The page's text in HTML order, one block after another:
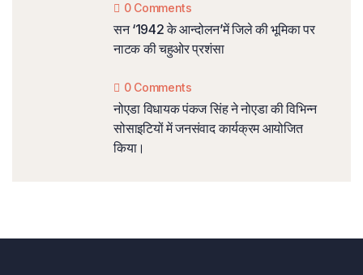
0 Comments
सन ‘1942 के आन्दोलन’में जिले की भूमिका पर
नाटक की चहुओर प्रशंसा
0 Comments
नोएडा विधायक पंकज सिंह ने नोएडा की विभिन्न
सोसाइटियों में जनसंवाद कार्यक्रम आयोजित
किया।